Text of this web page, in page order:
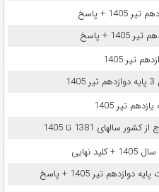
تیر 1405
1381 تا 1405
تیر 1405 + پاسخ